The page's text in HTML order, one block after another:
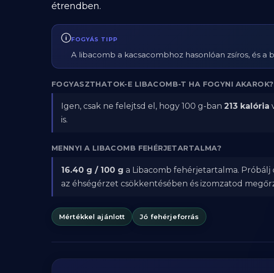
étrendben.
FOGYÁS TIPP
A libacomb a kacsacombhoz hasonlóan zsíros, és a
FOGYASZTHATOK-E LIBACOMB-T HA FOGYNI AKAROK?
Igen, csak ne felejtsd el, hogy 100 g-ban 213 kalória
is.
MENNYI A LIBACOMB FEHÉRJETARTALMA?
16.40 g / 100 g a Libacomb fehérjetartalma.
az éhségérzet csökkentésében és izomzatod
Mértékkel ajánlott Jó fehérjeforrás